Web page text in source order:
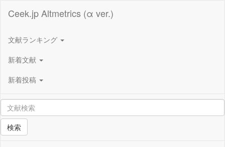
Ceek.jp Altmetrics (α ver.)
文献ランキング
新着文献
新着投稿
検索